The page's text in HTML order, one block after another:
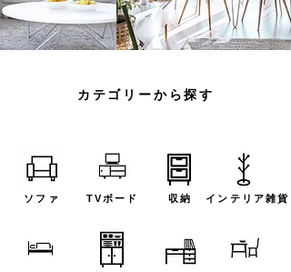
カテゴリーから探す
ソファ TVボード 収納 インテリア雑貨